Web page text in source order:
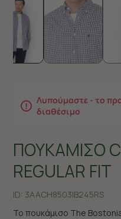
Λυπούμαστε - το
διαθέσιμο
ΠΟΥΚΑΜΙΣΟ
REGULAR FIT
ID: 3AACH8503|B245RS
Το πουκάμισο The